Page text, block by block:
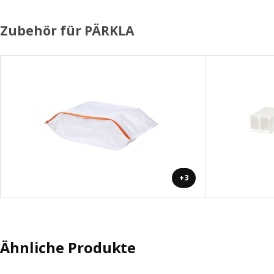
Zubehör für PÄRKLA
+3
Ähnliche Produkte